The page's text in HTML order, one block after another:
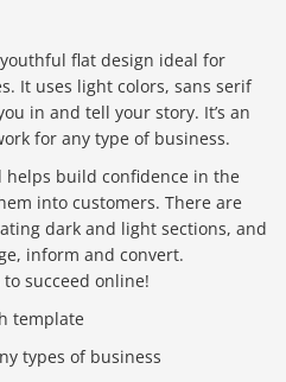
flat design ideal for
It uses light colors, sans serif
in and tell your story. It’s an
for any type of business.
helps build confidence in the
into customers. There are
dark and light sections, and
inform and convert.
succeed online!
template
types of business